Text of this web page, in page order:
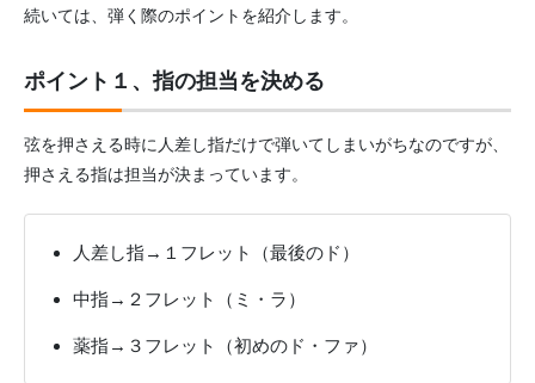
続いては、弾く際のポイントを紹介します。
ポイント１、指の担当を決める
弦を押さえる時に人差し指だけで弾いてしまいがちなのですが、
押さえる指は担当が決まっています。
人差し指→１フレット（最後のド）
中指→２フレット（ミ・ラ）
薬指→３フレット（初めのド・ファ）